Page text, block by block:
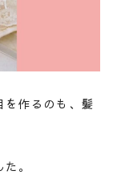
を作るのも、髪
。